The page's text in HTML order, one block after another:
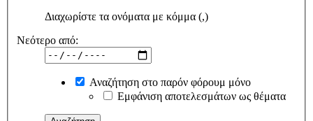
Διαχωρίστε τα ονόματα με κόμμα (,)
Νεότερο από:
Αναζήτηση στο παρόν φόρουμ μόνο
Εμφάνιση αποτελεσμάτων ως θέματα